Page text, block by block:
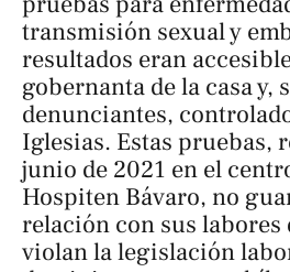
transmisión sexual y
resultados eran
gobernanta de la casa y,
denunciantes,
Iglesias. Estas pruebas,
junio de 2021 en el
Hospiten Bávaro, no
relación con sus labores
violan la legislación